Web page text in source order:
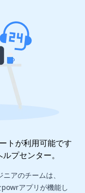
トが利用可能です
ルプセンター。
アのチームは、
アプリが機能し